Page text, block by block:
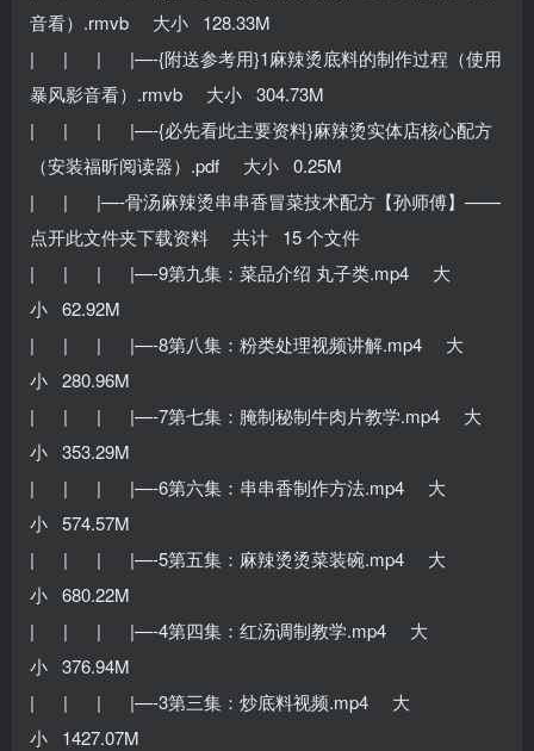
音看）.rmvb 大小 128.33M
| | | |—-{附送参考用}1麻辣烫底料的制作过程（使用
暴风影音看）.rmvb 大小 304.73M
| | | |—-{必先看此主要资料}麻辣烫实体店核心配方
（安装福昕阅读器）.pdf 大小 0.25M
| | |—-骨汤麻辣烫串串香冒菜技术配方【孙师傅】——
点开此文件夹下载资料 共计 15 个文件
| | | |—-9第九集：菜品介绍 丸子类.mp4 大
小 62.92M
| | | |—-8第八集：粉类处理视频讲解.mp4 大
小 280.96M
| | | |—-7第七集：腌制秘制牛肉片教学.mp4 大
小 353.29M
| | | |—-6第六集：串串香制作方法.mp4 大
小 574.57M
| | | |—-5第五集：麻辣烫烫菜装碗.mp4 大
小 680.22M
| | | |—-4第四集：红汤调制教学.mp4 大
小 376.94M
| | | |—-3第三集：炒底料视频.mp4 大
小 1427.07M